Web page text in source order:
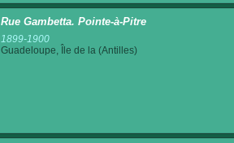
Rue Gambetta. Pointe-à-Pitre
1899-1900
Guadeloupe, Île de la (Antilles)